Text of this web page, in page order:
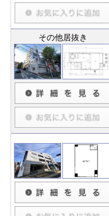
その他居抜き